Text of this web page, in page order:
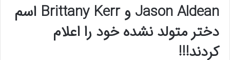
Jason Aldean و Brittany Kerr اسم
دختر متولد نشده خود را اعلام
کردند!!!